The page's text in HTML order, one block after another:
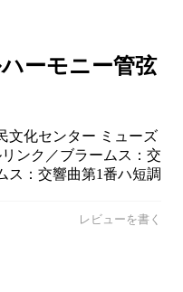
ーモニー管弦
文化センター ミューズ
ンク／ブラームス：交
ス：交響曲第1番ハ短調
レビューを書く